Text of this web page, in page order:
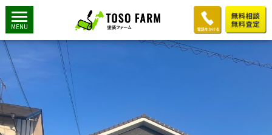
MENU
川口様邸after
2024年6月8日
1774 × 2364川口様邸after